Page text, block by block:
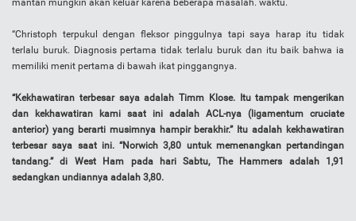
mantan mungkin akan keluar karena beberapa masalah. waktu.
“Christoph terpukul dengan fleksor pinggulnya tapi saya harap itu tidak
terlalu buruk. Diagnosis pertama tidak terlalu buruk dan itu baik bahwa ia
memiliki menit pertama di bawah ikat pinggangnya.
“Kekhawatiran terbesar saya adalah Timm Klose. Itu tampak mengerikan
dan kekhawatiran kami saat ini adalah ACL-nya (ligamentum cruciate
anterior) yang berarti musimnya hampir berakhir.” Itu adalah kekhawatiran
terbesar saya saat ini. “Norwich 3,80 untuk memenangkan pertandingan
tandang.” di West Ham pada hari Sabtu, The Hammers adalah 1,91
sedangkan undiannya adalah 3,80.